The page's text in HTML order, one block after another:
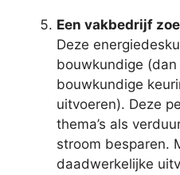
Een vakbedrijf
Deze
bouwkundige
bouwkundige
uitvoeren). Deze
thema’s als
stroom besparen.
daadwerkelijke